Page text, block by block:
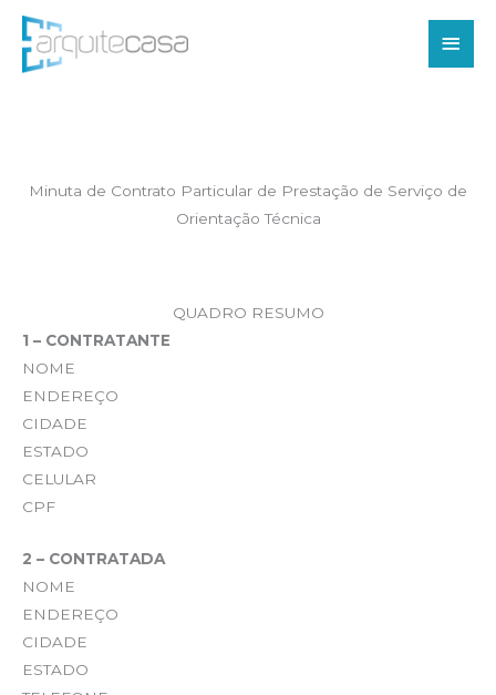
para
Minuta de Contrato Particular de Prestação de Serviço de
Orientação Técnica
QUADRO RESUMO
1 – CONTRATANTE
NOME
ENDEREÇO
CIDADE
ESTADO
CELULAR
CPF
2 – CONTRATADA
NOME
ENDEREÇO
CIDADE
ESTADO